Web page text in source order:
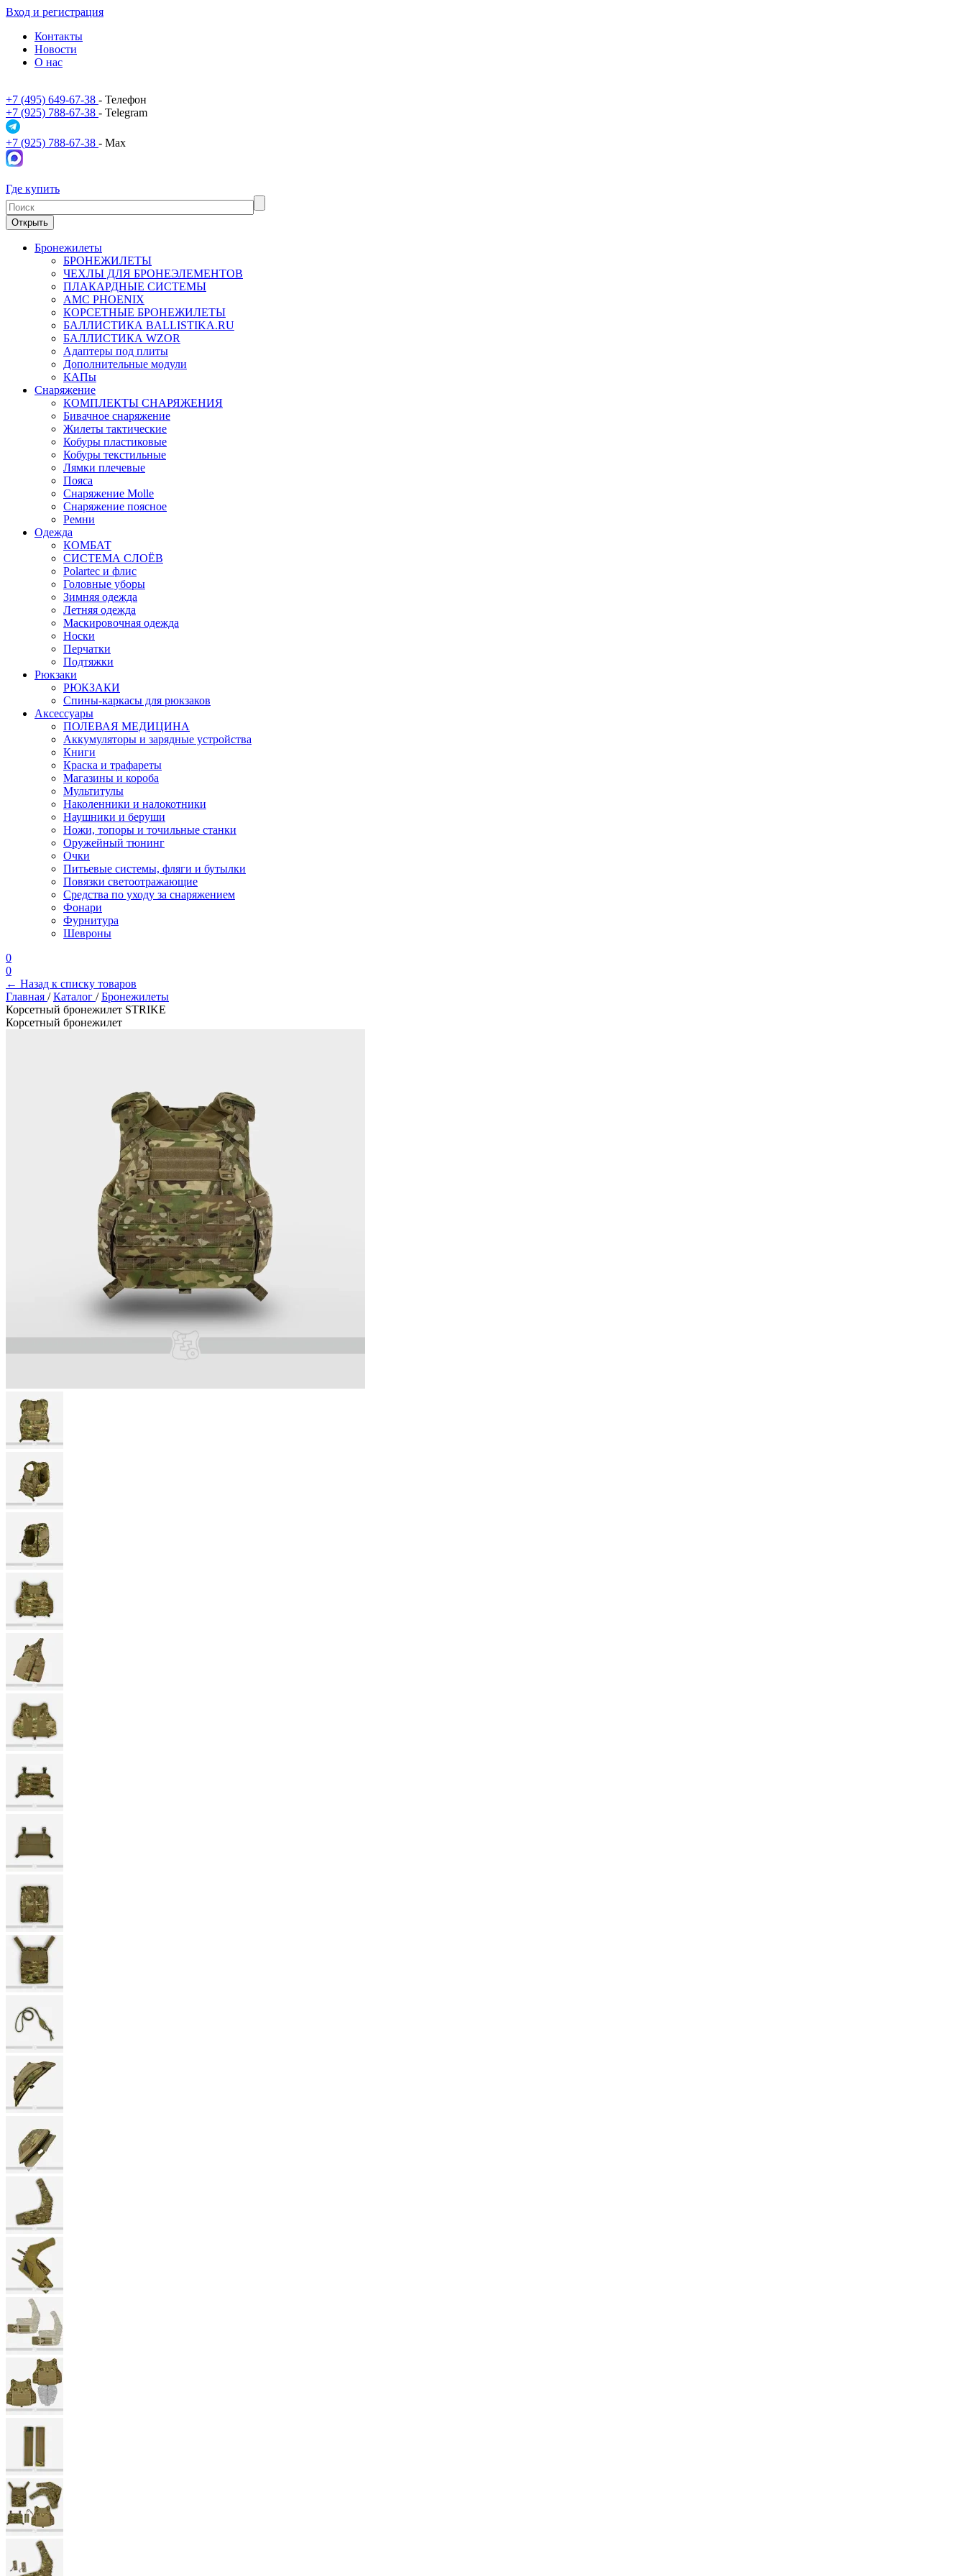
Вход и регистрация
Контакты
Новости
О нас
+7 (495) 649-67-38 - Телефон
+7 (925) 788-67-38 - Telegram
+7 (925) 788-67-38 - Max
Где купить
Открыть
Бронежилеты
БРОНЕЖИЛЕТЫ
ЧЕХЛЫ ДЛЯ БРОНЕЭЛЕМЕНТОВ
ПЛАКАРДНЫЕ СИСТЕМЫ
АМС PHOENIX
КОРСЕТНЫЕ БРОНЕЖИЛЕТЫ
БАЛЛИСТИКА BALLISTIKA.RU
БАЛЛИСТИКА WZOR
Адаптеры под плиты
Дополнительные модули
КАПы
Снаряжение
КОМПЛЕКТЫ СНАРЯЖЕНИЯ
Бивачное снаряжение
Жилеты тактические
Кобуры пластиковые
Кобуры текстильные
Лямки плечевые
Пояса
Снаряжение Molle
Снаряжение поясное
Ремни
Одежда
КОМБАТ
СИСТЕМА СЛОЁВ
Polartec и флис
Головные уборы
Зимняя одежда
Летняя одежда
Маскировочная одежда
Носки
Перчатки
Подтяжки
Рюкзаки
РЮКЗАКИ
Спины-каркасы для рюкзаков
Аксессуары
ПОЛЕВАЯ МЕДИЦИНА
Аккумуляторы и зарядные устройства
Книги
Краска и трафареты
Магазины и короба
Мультитулы
Наколенники и налокотники
Наушники и беруши
Ножи, топоры и точильные станки
Оружейный тюнинг
Очки
Питьевые системы, фляги и бутылки
Повязки светоотражающие
Средства по уходу за снаряжением
Фонари
Фурнитура
Шевроны
0
0
← Назад к списку товаров
Главная / Каталог / Бронежилеты
Корсетный бронежилет STRIKE
Корсетный бронежилет